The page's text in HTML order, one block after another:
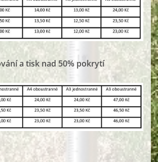
a tisk nad 50% pokrytí